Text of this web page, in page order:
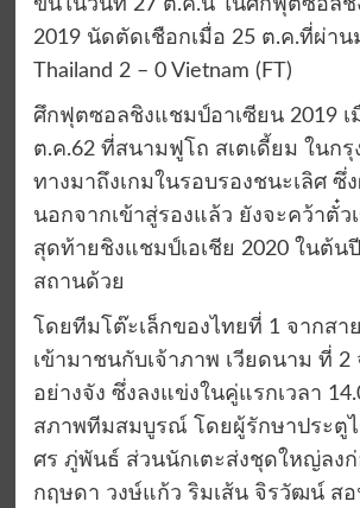
ขึ้นในวันที่ 27 ต.ค.นี้ ในศึกฟุตซอลชิ
2019 นัดตัดเชือกเมื่อ 25 ต.ค.ที่ผ่าน
Thailand 2 – 0 Vietnam (FT)
ศึกฟุตซอลชิงแชมป์อาเซียน 2019 เ
ต.ค.62 ที่สนามฟูโถ สเตเดี้ยม ในก
ทางมาถึงเกมในรอบรองชนะเลิศ ซึ่
นอกจากเข้าสู่รองแล้ว ยังจะคว้าตั๋ว
สุดท้ายชิงแชมป์เอเชีย 2020 ในต้น
สถานด้วย
โดยทีมโต๊ะเล็กของไทยที่ 1 จากสา
เข้ามาชนกับเจ้าภาพ เวียดนาม ที่ 2
อย่างจัง ซึ่งลงแข่งในคู่แรกเวลา
สภาพทีมสมบูรณ์ โดยผู้รักษาประตู
ศร ภู่พันธ์ ส่วนนักเตะส่งชุดใหญ่ลง
กฤษดา วงษ์แก้ว ริมเส้น จิรวัฒน์ ส